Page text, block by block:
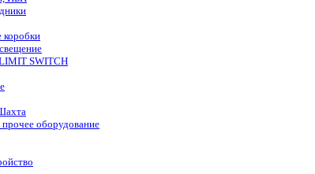
коробки
SWITCH
оборудование